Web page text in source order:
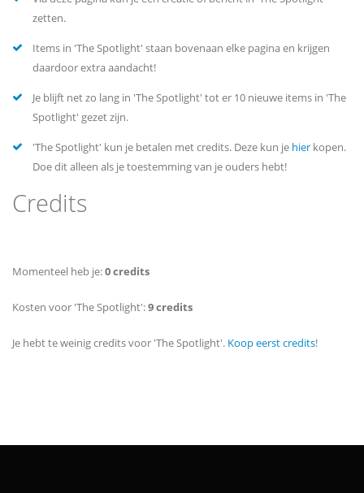
zetten.
Items in 'The Spotlight' staan bovenaan elke pagina en krijgen
daardoor extra aandacht!
Je blijft net zo lang in 'The Spotlight' tot er 10 nieuwe items in 'The
Spotlight' gezet zijn.
'The Spotlight' kun je betalen met credits. Deze kun je hier kopen.
Doe dit alleen als je toestemming van je ouders hebt!
Credits
Momenteel heb je:0 credits
Kosten voor 'The Spotlight':9 credits
Je hebt te weinig credits voor 'The Spotlight'. Koop eerst credits!